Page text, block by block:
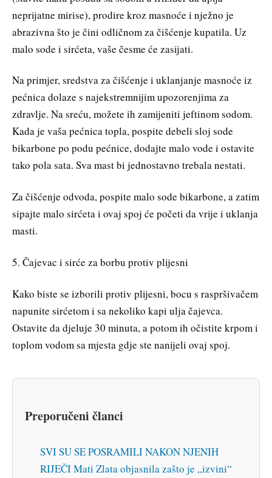
neprijatne mirise), prodire kroz masnoće i nježno je
abrazivna što je čini odličnom za čišćenje kupatila. Uz
malo sode i sirćeta, vaše česme će zasijati.
Na primjer, sredstva za čišćenje i uklanjanje masnoće iz
pećnica dolaze s najekstremnijim upozorenjima za
zdravlje. Na sreću, možete ih zamijeniti jeftinom sodom.
Kada je vaša pećnica topla, pospite debeli sloj sode
bikarbone po podu pećnice, dodajte malo vode i ostavite
tako pola sata. Sva mast bi jednostavno trebala nestati.
Za čišćenje odvoda, pospite malo sode bikarbone, a zatim
sipajte malo sirćeta i ovaj spoj će početi da vrije i uklanja
masti.
5. Čajevac i sirće za borbu protiv plijesni
Kako biste se izborili protiv plijesni, bocu s raspršivačem
napunite sirćetom i sa nekoliko kapi ulja čajevca.
Ostavite da djeluje 30 minuta, a potom ih očistite krpom i
toplom vodom sa mjesta gdje ste nanijeli ovaj spoj.
Preporučeni članci
SVI SU SE POSRAMILI NAKON NJENIH
RIJEČI Mati Zlata objasnila zašto je „izvini“